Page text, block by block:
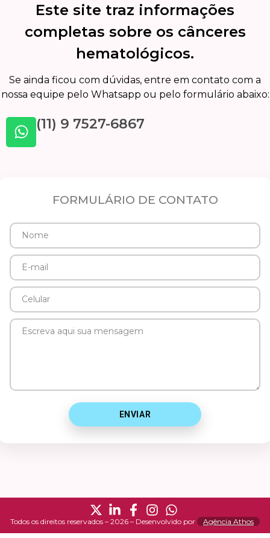
Este site traz informações
completas sobre os cânceres
hematológicos.
Se ainda ficou com dúvidas, entre em contato com a
nossa equipe pelo Whatsapp ou pelo formulário abaixo:
(11) 9 7527-6867
FORMULÁRIO DE CONTATO
Nome
mail
Celular
ENVIAR
Todos os direitos reservados – 2026 – Desenvolvido por Agência Athos